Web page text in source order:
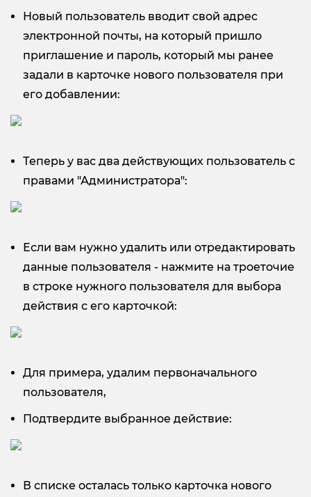
Новый пользователь вводит свой адрес
электронной почты, на который пришло
приглашение и пароль, который мы ранее
задали в карточке нового пользователя при
его добавлении:
Теперь у вас два действующих пользователь с
правами "Администратора":
Если вам нужно удалить или отредактировать
данные пользователя - нажмите на троеточие
в строке нужного пользователя для выбора
действия с его карточкой:
Для примера, удалим первоначального
пользователя,
Подтвердите выбранное действие:
В списке осталась только карточка нового